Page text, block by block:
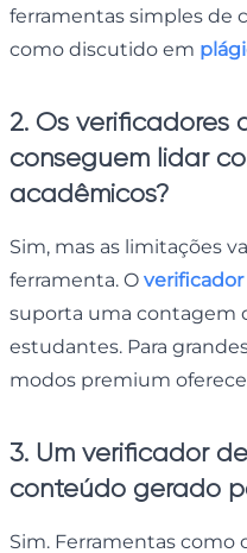
ferramentas simples de
como discutido em
2. Os
conseguem lidar
acadêmicos?
Sim, mas as limitações
ferramenta. O
suporta uma contagem
estudantes. Para
modos premium
3. Um verificador
conteúdo gerado
Sim. Ferramentas como